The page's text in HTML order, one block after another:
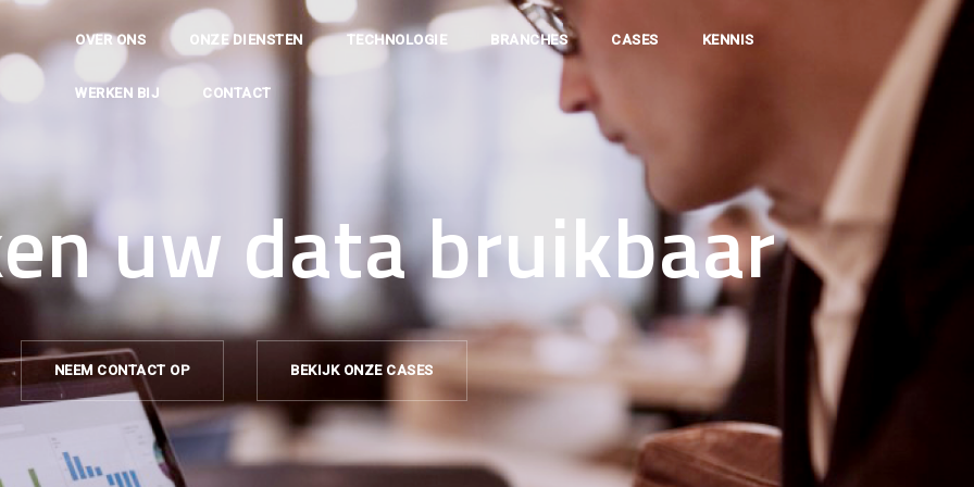
OVER ONS ONZE DIENSTEN TECHNOLOGIE BRANCHES CASES KENNIS
WERKEN BIJ CONTACT
uw data bruikbaar
NEEM CONTACT OP BEKIJK ONZE CASES